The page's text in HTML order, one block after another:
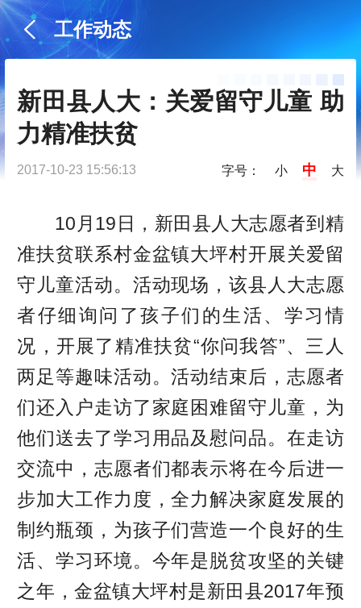
工作动态
新田县人大：关爱留守儿童 助
力精准扶贫
2017-10-23 15:56:13 字号： 小 中 大
10月19日，新田县人大志愿者到精
准扶贫联系村金盆镇大坪村开展关爱留
守儿童活动。活动现场，该县人大志愿
者仔细询问了孩子们的生活、学习情
况，开展了精准扶贫“你问我答”、三人
两足等趣味活动。活动结束后，志愿者
们还入户走访了家庭困难留守儿童，为
他们送去了学习用品及慰问品。在走访
交流中，志愿者们都表示将在今后进一
步加大工作力度，全力解决家庭发展的
制约瓶颈，为孩子们营造一个良好的生
活、学习环境。今年是脱贫攻坚的关键
之年，金盆镇大坪村是新田县2017年预